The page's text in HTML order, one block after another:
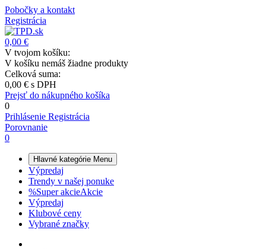
Pobočky a kontakt
Registrácia
0,00 €
V tvojom košíku:
V košíku nemáš žiadne produkty
Celková suma:
0,00 € s DPH
Prejsť do nákupného košíka
0
Prihlásenie Registrácia
Porovnanie
0
Hlavné kategórie Menu
Výpredaj
Trendy v našej ponuke
%Super akcieAkcie
Výpredaj
Klubové ceny
Vybrané značky